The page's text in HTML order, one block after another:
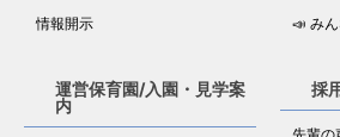
情報開示
📣 み
運営保育園/入園・見学案
内
採